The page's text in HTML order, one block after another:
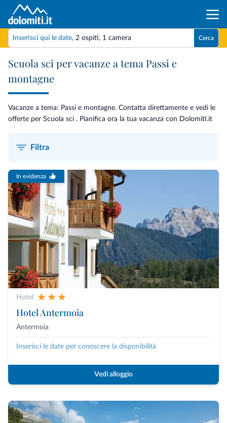
Inserisci qui le date, 2 ospiti, 1 camera Cerca
Scuola sci per vacanze a tema Passi e
montagne
Vacanze a tema: Passi e montagne. Contatta direttamente e vedi le
offerte per Scuola sci . Pianifica ora la tua vacanza con Dolomiti.it
Filtra
In evidenza
Hotel
Hotel Antermoia
Antermoia
Inserisci le date per conoscere la disponibilità
Vedi alloggio